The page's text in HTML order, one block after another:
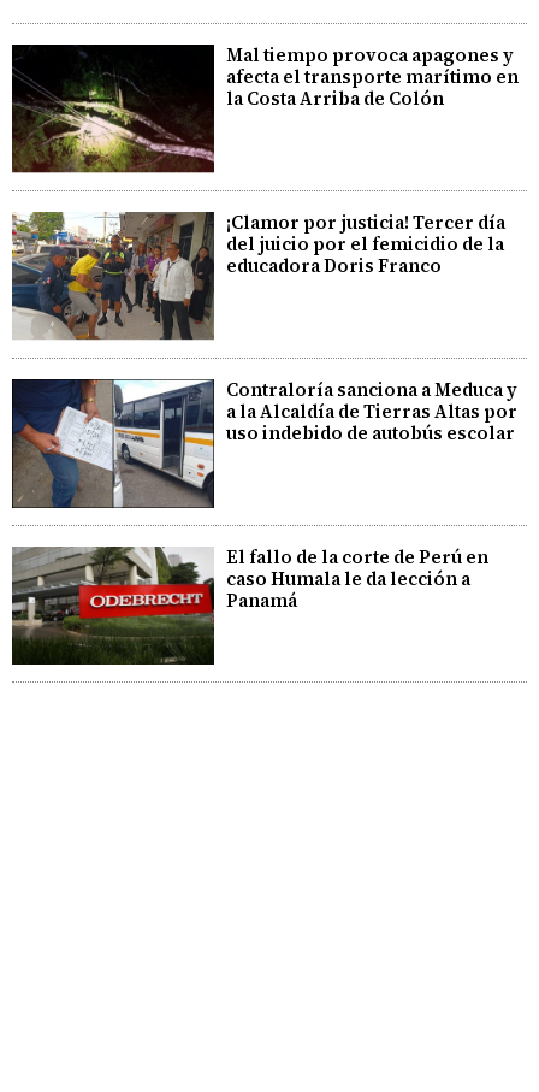
Mal tiempo provoca apagones y
afecta el transporte marítimo en
la Costa Arriba de Colón
¡Clamor por justicia! Tercer día
del juicio por el femicidio de la
educadora Doris Franco
Contraloría sanciona a Meduca y
a la Alcaldía de Tierras Altas por
uso indebido de autobús escolar
El fallo de la corte de Perú en
caso Humala le da lección a
Panamá